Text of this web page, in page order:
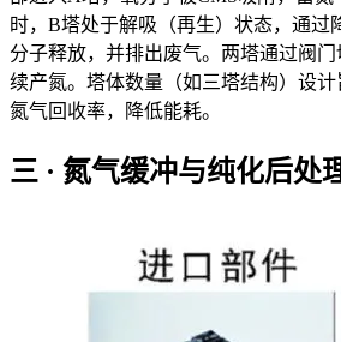
时，B塔处于解吸（再生）状态，通过
分子释放，并排出废气。两塔通过阀
续产氮。塔体数量（如三塔结构）设
氮气回收率，降低能耗。
三 · 氮气缓冲与纯化后处